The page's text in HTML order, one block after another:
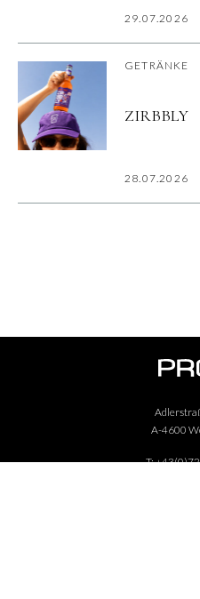
29.07.2026
GETRÄNKE
ZIRBBLY
28.07.2026
A-4600
T: